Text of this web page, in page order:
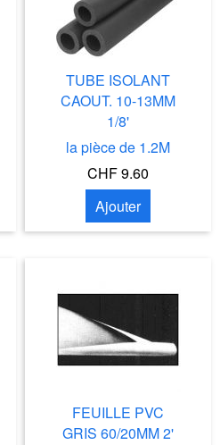
TUBE ISOLANT
CAOUT. 10-13MM
1/8'
la pièce de 1.2M
CHF 9.60
Ajouter
FEUILLE PVC
GRIS 60/20MM 2'